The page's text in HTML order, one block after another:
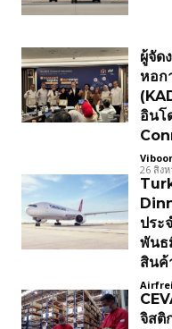
ผู้จัด
หอก
อินโ
26 สิง
ประ
พันธ
สินค้
จิสติ